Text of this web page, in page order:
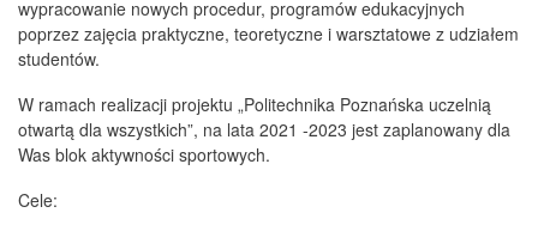
wypracowanie nowych procedur, programów edukacyjnych
poprzez zajęcia praktyczne, teoretyczne i warsztatowe z udziałem
studentów.
W ramach realizacji projektu „Politechnika Poznańska uczelnią
otwartą dla wszystkich”, na lata 2021 -2023 jest zaplanowany dla
Was blok aktywności sportowych.
Cele: